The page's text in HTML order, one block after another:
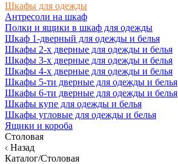
Шкафы для одежды
Антресоли на шкаф
Полки и ящики в шкаф для одежды
Шкаф 1-дверный для одежды и белья
Шкафы 2-х дверные для одежды и белья
Шкафы 3-х дверные для одежды и белья
Шкафы 4-х дверные для одежды и белья
Шкафы 5-ти дверные для одежды и белья
Шкафы 6-ти дверные для одежды и белья
Шкафы купе для одежды и белья
Шкафы угловые для одежды и белья
Ящики и короба
Столовая
Назад
Каталог/Столовая